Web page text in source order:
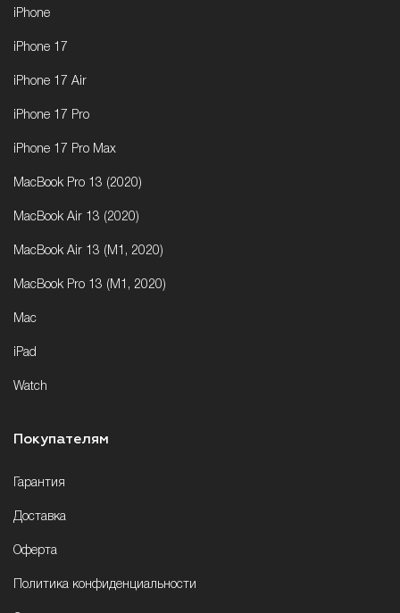
iPhone
iPhone 17
iPhone 17 Air
iPhone 17 Pro
iPhone 17 Pro Max
MacBook Pro 13 (2020)
MacBook Air 13 (2020)
MacBook Air 13 (M1, 2020)
MacBook Pro 13 (M1, 2020)
Mac
iPad
Watch
Покупателям
Гарантия
Доставка
Оферта
Политика конфиденциальности